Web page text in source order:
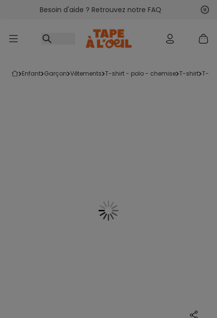
Accéder au contenu
Besoin d'aide ? Retrouvez notre FAQ
enfant garçon vêtements t-shirt - polo - chemise t-shirt t-